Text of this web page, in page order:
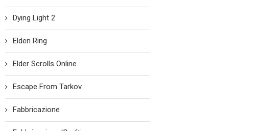
Dying Light 2
Elden Ring
Elder Scrolls Online
Escape From Tarkov
Fabbricazione